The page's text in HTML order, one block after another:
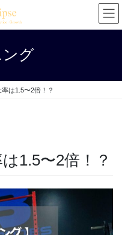
ング
は1.5〜2倍！？
1.5〜2倍！？